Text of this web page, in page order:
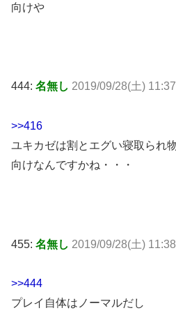
向けや
444: 名無し 2019/09/28(土)
>>416
ユキカゼは割とエグい寝取られ
向けなんですかね・・・
455: 名無し 2019/09/28(土)
>>444
プレイ自体はノーマルだし